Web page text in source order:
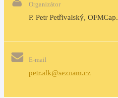
Organizátor
P. Petr Petřivalský, OFMCap.
E-mail
petr.alk@seznam.cz